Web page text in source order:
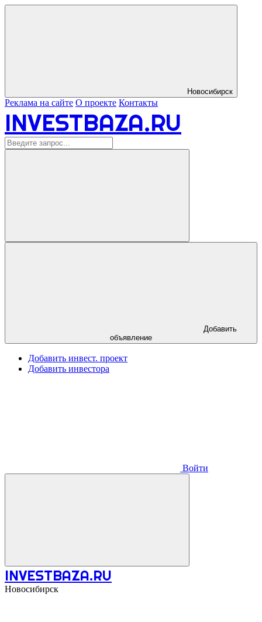
Новосибирск
Реклама на сайте О проекте Контакты
INVESTBAZA.RU
объявление
Добавить инвест. проект
Добавить инвестора
Войти
INVESTBAZA.RU
Новосибирск